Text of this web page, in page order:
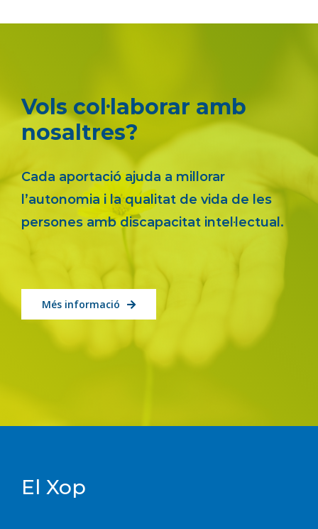
Vols col·laborar amb
nosaltres?
Cada aportació ajuda a millorar
l’autonomia i la qualitat de vida de les
persones amb discapacitat intel·lectual.
Més informació
El Xop